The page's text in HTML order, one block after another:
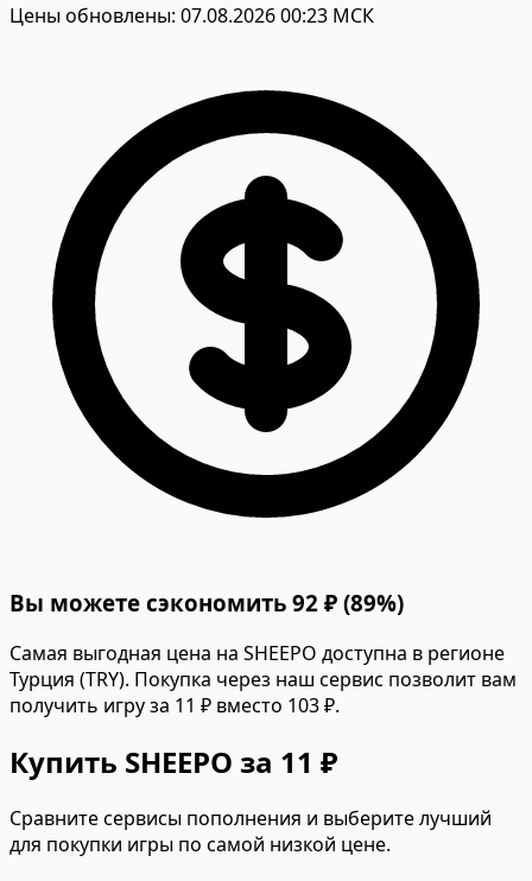
Цены обновлены: 07.08.2026 00:23 МСК
Вы можете сэкономить 92 ₽ (89%)
Самая выгодная цена на SHEEPO доступна в регионе
Турция (TRY). Покупка через наш сервис позволит вам
получить игру за 11 ₽ вместо 103 ₽.
Купить SHEEPO за 11 ₽
Сравните сервисы пополнения и выберите лучший
для покупки игры по самой низкой цене.